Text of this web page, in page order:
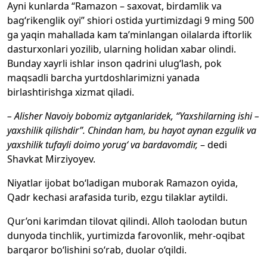
Ayni kunlarda “Ramazon – saxovat, birdamlik va
bag‘rikenglik oyi” shiori ostida yurtimizdagi 9 ming 500
ga yaqin mahallada kam ta’minlangan oilalarda iftorlik
dasturxonlari yozilib, ularning holidan xabar olindi.
Bunday xayrli ishlar inson qadrini ulug‘lash, pok
maqsadli barcha yurtdoshlarimizni yanada
birlashtirishga xizmat qiladi.
– Alisher Navoiy bobomiz aytganlaridek, “Yaxshilarning ishi –
yaxshilik qilishdir”. Chindan ham, bu hayot aynan ezgulik va
yaxshilik tufayli doimo yorug‘ va bardavomdir, – dedi
Shavkat Mirziyoyev.
Niyatlar ijobat bo‘ladigan muborak Ramazon oyida,
Qadr kechasi arafasida turib, ezgu tilaklar aytildi.
Qur’oni karimdan tilovat qilindi. Alloh taolodan butun
dunyoda tinchlik, yurtimizda farovonlik, mehr-oqibat
barqaror bo‘lishini so‘rab, duolar o‘qildi.